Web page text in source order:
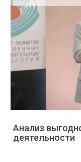
Анализ
деятельности